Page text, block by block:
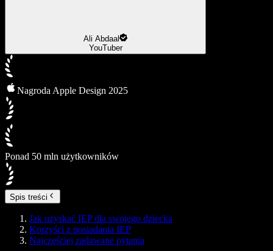
Ali Abdaal
YouTuber
Nagroda Apple Design 2025
Ponad 50 mln użytkowników
Spis treści
Jak uzyskać IEP dla swojego dziecka
Korzyści z posiadania IEP
Najczęściej zadawane pytania